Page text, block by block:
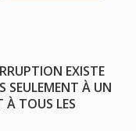
EXISTE
SEULEMENT À UN
À TOUS LES